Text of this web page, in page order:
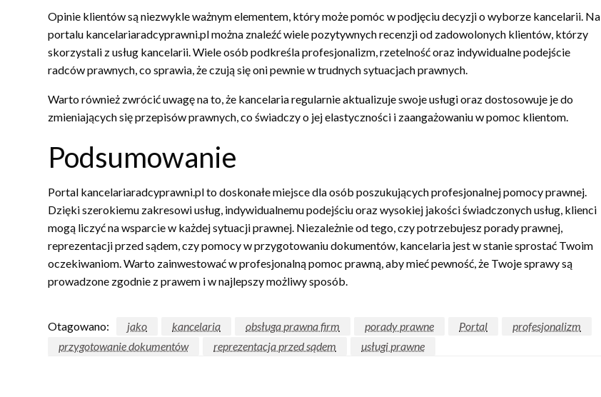
Opinie klientów są niezwykle ważnym elementem, który może pomóc w podjęciu decyzji o wyborze kancelarii. Na
portalu kancelariaradcyprawni.pl można znaleźć wiele pozytywnych recenzji od zadowolonych klientów, którzy
skorzystali z usług kancelarii. Wiele osób podkreśla profesjonalizm, rzetelność oraz indywidualne podejście
radców prawnych, co sprawia, że czują się oni pewnie w trudnych sytuacjach prawnych.
Warto również zwrócić uwagę na to, że kancelaria regularnie aktualizuje swoje usługi oraz dostosowuje je do
zmieniających się przepisów prawnych, co świadczy o jej elastyczności i zaangażowaniu w pomoc klientom.
Podsumowanie
Portal kancelariaradcyprawni.pl to doskonałe miejsce dla osób poszukujących profesjonalnej pomocy prawnej.
Dzięki szerokiemu zakresowi usług, indywidualnemu podejściu oraz wysokiej jakości świadczonych usług, klienci
mogą liczyć na wsparcie w każdej sytuacji prawnej. Niezależnie od tego, czy potrzebujesz porady prawnej,
reprezentacji przed sądem, czy pomocy w przygotowaniu dokumentów, kancelaria jest w stanie sprostać Twoim
oczekiwaniom. Warto zainwestować w profesjonalną pomoc prawną, aby mieć pewność, że Twoje sprawy są
prowadzone zgodnie z prawem i w najlepszy możliwy sposób.
Otagowano: jako kancelaria obsługa prawna firm porady prawne Portal
profesjonalizm
przygotowanie dokumentów
reprezentacja przed sądem usługi prawne